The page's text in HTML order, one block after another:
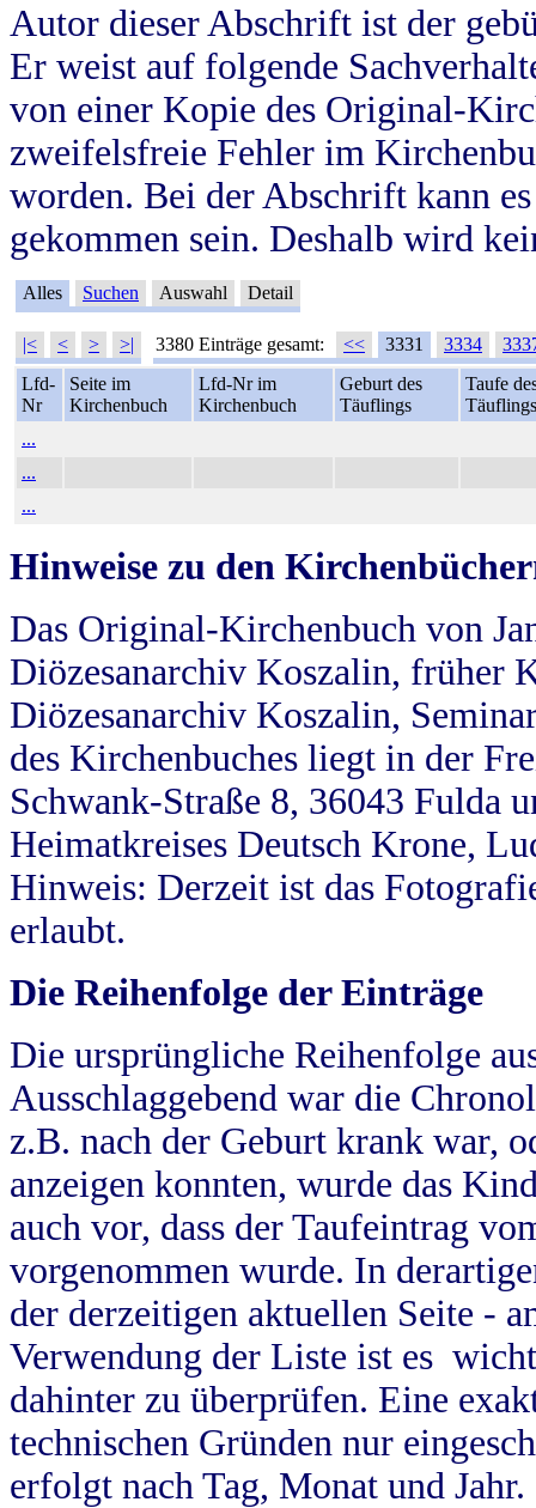
Autor dieser Abschrift ist der
Er weist auf folgende
von einer Kopie des Original-
zweifelsfreie Fehler im
worden. Bei der Abschrift kann
gekommen sein. Deshalb wird
Alles Suchen Auswahl Detail
|< < > >| 3380 Einträge gesamt: << 3331 3334
Lfd-
Nr
Seite im
Kirchenbuch
Lfd-Nr im
Kirchenbuch
Geburt des
Täuflings
Taufe
Täuflings
...
...
...
Hinweise zu den
Das Original-Kirchenbuch von
Diözesanarchiv Koszalin, früher
Diözesanarchiv Koszalin,
des Kirchenbuches liegt in der
Schwank-Straße 8, 36043 Fulda
Heimatkreises Deutsch Krone,
Hinweis: Derzeit ist das
erlaubt.
Die Reihenfolge der Einträge
Die ursprüngliche Reihenfolge
Ausschlaggebend war die
z.B. nach der Geburt krank war,
anzeigen konnten, wurde das
auch vor, dass der Taufeintrag
vorgenommen wurde. In
der derzeitigen aktuellen Seite -
Verwendung der Liste ist es
dahinter zu überprüfen. Eine
technischen Gründen nur
erfolgt nach Tag, Monat und Jahr.